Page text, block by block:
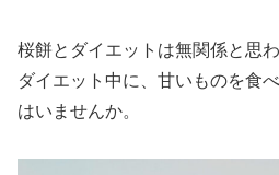
桜餅とダイエットは無関係と思
ダイエット中に、甘いものを食
はいませんか。